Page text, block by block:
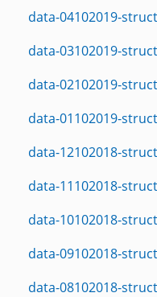
data-04102019-
data-03102019-
data-02102019-
data-01102019-
data-12102018-
data-11102018-
data-10102018-
data-09102018-
data-08102018-